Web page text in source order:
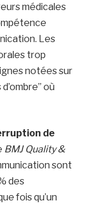
médicales
Les
trop
notées sur
où
de
BMJ Quality &
sont
des
fois qu’un